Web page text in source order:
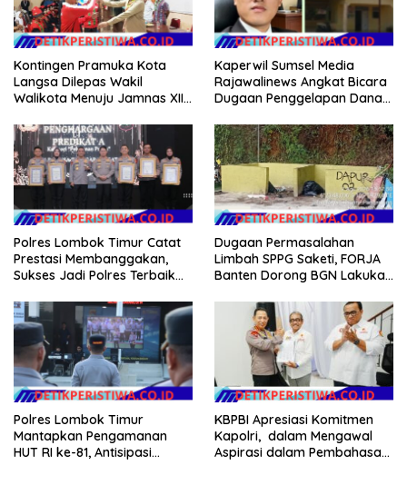
Kontingen Pramuka Kota
Langsa Dilepas Wakil
Walikota Menuju Jamnas XII
Kaperwil Sumsel Media
Rajawalinews Angkat Bicara
Dugaan Penggelapan Dana
Argomulyo Belitang Jaya
Hilang 3 Bulan Bawa
Anggaran Pembangunan
Polres Lombok Timur Catat
Prestasi Membanggakan,
Sukses Jadi Polres Terbaik
NTB
Dugaan Permasalahan
Limbah SPPG Saketi, FORJA
Banten Dorong BGN Lakukan
Polres Lombok Timur
Mantapkan Pengamanan
HUT RI ke-81, Antisipasi
KBPBI Apresiasi Komitmen
Kapolri, dalam Mengawal
Aspirasi dalam Pembahasan